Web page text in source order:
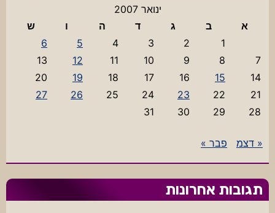
ינואר 2007
א
ב ג ד ה ו
ש
1
2
3
4
5
6
7
8
9
10
11
12
13
14
15
16
17
18
19
20
21
22
23
24
25
26
27
28
29
30
31
« דצמ פבר »
תגובות אחרונות